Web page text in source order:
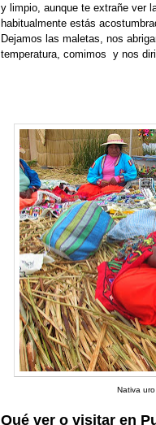
y limpio, aunque te extrañe ver
habitualmente estás
Dejamos las maletas, nos
temperatura, comimos y nos
Nativa
Qué ver o visitar en